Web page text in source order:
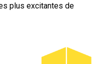
plus excitantes de